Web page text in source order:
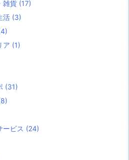
雑貨 (17)
活 (3)
ア (1)
(31)
ービス (24)